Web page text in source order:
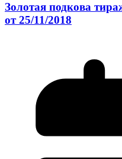
Золотая подкова
от 25/11/2018